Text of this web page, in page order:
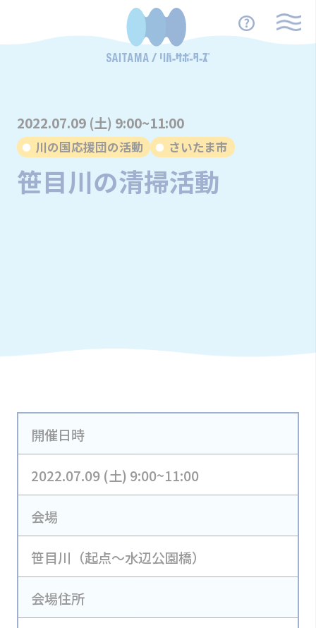
2022.07.09 (土) 9:00~11:00
川の国応援団の活動 さいたま市
笹目川の清掃活動
開催日時
2022.07.09 (土) 9:00~11:00
会場
笹目川（起点～水辺公園橋）
会場住所